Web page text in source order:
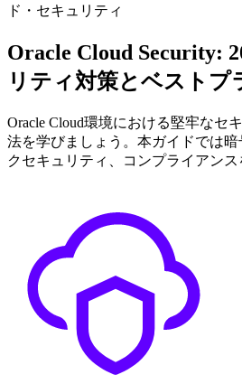
ド・セキュリティ
Oracle Cloud Security:
リティ対策とベストプ
Oracle Cloud環境における堅牢なセ
法を学びましょう。本ガイドでは
クセキュリティ、コンプライアンス